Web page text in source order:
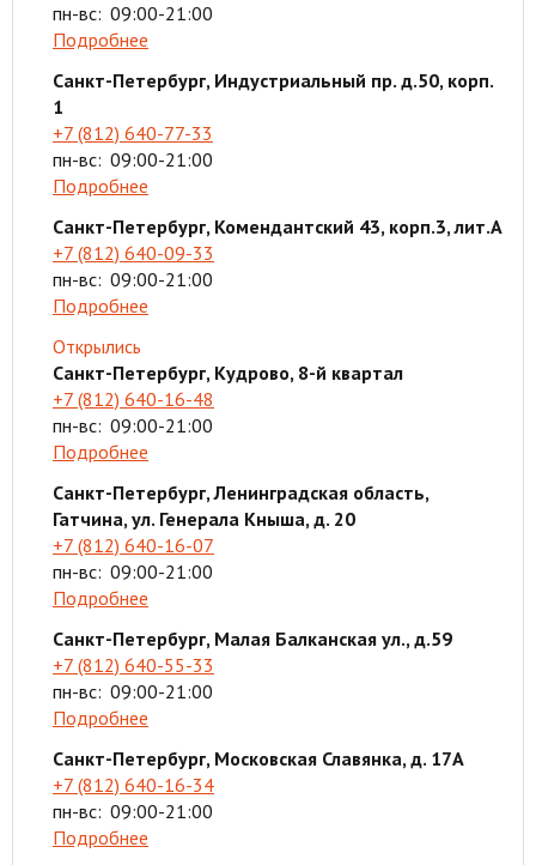
пн-вс: 09:00-21:00
Подробнее
Санкт-Петербург, Индустриальный пр. д.50, корп.
1
+7 (812) 640-77-33
пн-вс: 09:00-21:00
Подробнее
Санкт-Петербург, Комендантский 43, корп.3, лит.А
+7 (812) 640-09-33
пн-вс: 09:00-21:00
Подробнее
Открылись
Санкт-Петербург, Кудрово, 8-й квартал
+7 (812) 640-16-48
пн-вс: 09:00-21:00
Подробнее
Санкт-Петербург, Ленинградская область,
Гатчина, ул. Генерала Кныша, д. 20
+7 (812) 640-16-07
пн-вс: 09:00-21:00
Подробнее
Санкт-Петербург, Малая Балканская ул., д.59
+7 (812) 640-55-33
пн-вс: 09:00-21:00
Подробнее
Санкт-Петербург, Московская Славянка, д. 17А
+7 (812) 640-16-34
пн-вс: 09:00-21:00
Подробнее